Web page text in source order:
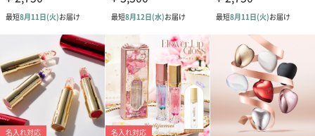
リラックスグッズ
リラックスグッズを同梱してお届けします。